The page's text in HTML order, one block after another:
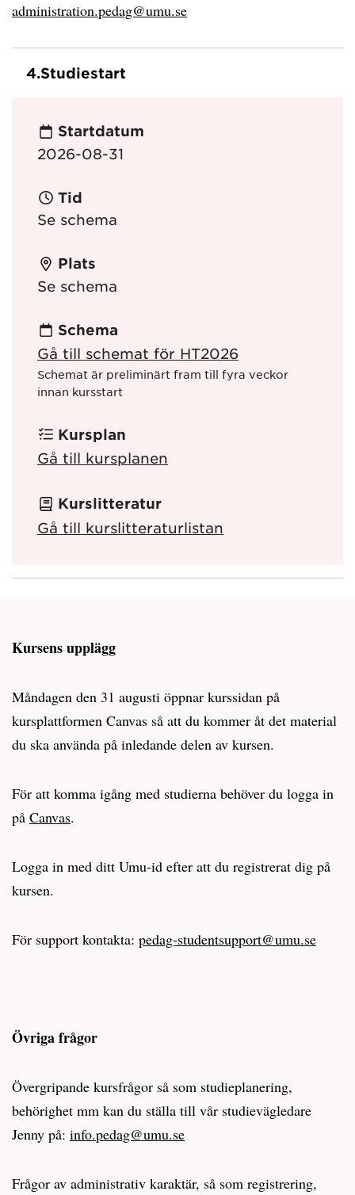
administration.pedag@umu.se
4.Studiestart
Startdatum
2026-08-31
Tid
Se schema
Plats
Se schema
Schema
Gå till schemat för HT2026
Schemat är preliminärt fram till fyra veckor
innan kursstart
Kursplan
Gå till kursplanen
Kurslitteratur
Gå till kurslitteraturlistan
Kursens upplägg
Måndagen den 31 augusti öppnar kurssidan på
kursplattformen Canvas så att du kommer åt det material
du ska använda på inledande delen av kursen.
För att komma igång med studierna behöver du logga in
på Canvas.
Logga in med ditt Umu-id efter att du registrerat dig på
kursen.
För support kontakta: pedag-studentsupport@umu.se
Övriga frågor
Övergripande kursfrågor så som studieplanering,
behörighet mm kan du ställa till vår studievägledare
Jenny på: info.pedag@umu.se
Frågor av administrativ karaktär, så som registrering,